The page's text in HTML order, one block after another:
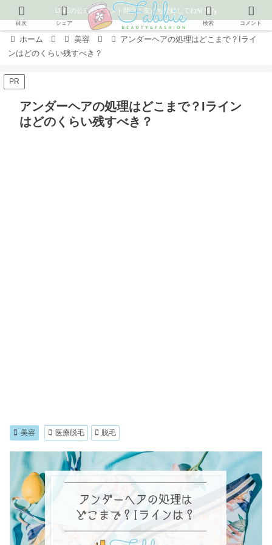
LINEの公式アカウント開設！友だち登録してね٩( ᐛ )و
ホーム 美容
アンダーヘアの処理はどこまで？Iライ
ンはどのくらい残すべき？
PR
アンダーヘアの処理はどこまで？Iライン
はどのくらい残すべき？
美容 医療脱毛 脱毛
目次 シェア 検索 コメント